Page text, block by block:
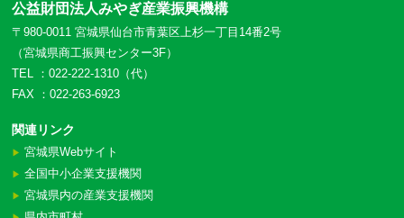
公益財団法人みやぎ産業振興機構
〒980-0011 宮城県仙台市青葉区上杉一丁目14番2号
（宮城県商工振興センター3F）
TEL ：022-222-1310（代）
FAX ：022-263-6923
関連リンク
▶︎ 宮城県Webサイト
▶︎ 全国中小企業支援機関
▶︎ 宮城県内の産業支援機関